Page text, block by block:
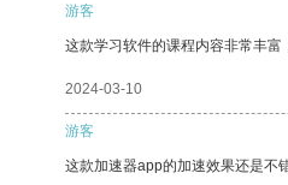
游客
这款学习软件的课程内容非常丰富
2024-03-10
游客
这款加速器app的加速效果还是不